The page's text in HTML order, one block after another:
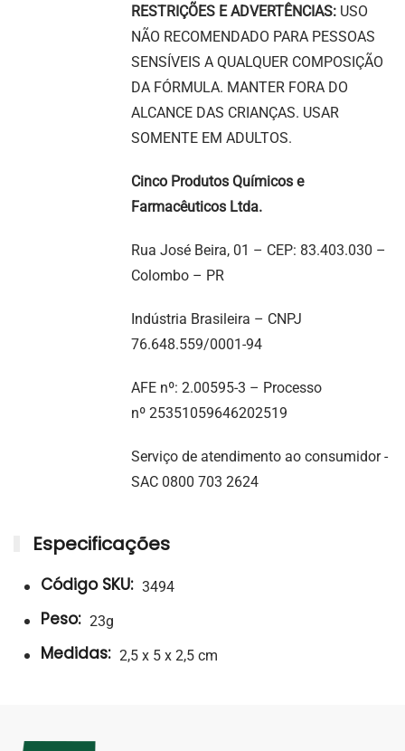
RESTRIÇÕES E ADVERTÊNCIAS: USO
NÃO RECOMENDADO PARA PESSOAS
SENSÍVEIS A QUALQUER COMPOSIÇÃO
DA FÓRMULA. MANTER FORA DO
ALCANCE DAS CRIANÇAS. USAR
SOMENTE EM ADULTOS.
Cinco Produtos Químicos e
Farmacêuticos Ltda.
Rua José Beira, 01 – CEP: 83.403.030 –
Colombo – PR
Indústria Brasileira – CNPJ
76.648.559/0001-94
AFE nº: 2.00595-3 – Processo
nº 25351059646202519
Serviço de atendimento ao consumidor -
SAC 0800 703 2624
Especificações
Código SKU: 3494
Peso: 23g
Medidas: 2,5 x 5 x 2,5 cm